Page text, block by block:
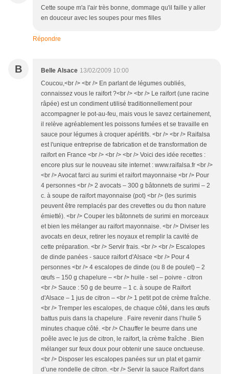
Cette soupe m'a l'air très bonne, dommage qu'il faille y aller
en douceur avec les soupes pour mes filles
Répondre
B Belle Alsace 13/02/2009 10:00
Coucou,<br /> <br /> En parlant de légumes oubliés,
connaissez vous le raifort ?<br /> <br /> Le raifort (une racine
râpée) est un condiment utilisé traditionnellement pour
accompagner le pot-au-feu, mais vous le savez certainement,
il relève agréablement les poissons fumées et se travaille en
sauce pour légumes à croquer apéritifs. <br /> <br /> Raifalsa
est l'unique entreprise de fabrication et de transformation de
raifort en France <br /> <br /> <br /> Voici des idée recettes :
encore plus sur le nouveau site internet : www.raifalsa.fr <br />
<br /> Avocat farci au surimi et raifort mayonnaise <br /> Pour
4 personnes <br /> 2 avocats – 300 g bâtonnets de surimi – 2
c. à soupe de raifort mayonnaise (pot) <br /> (les surimis
peuvent être remplacés par des crevettes ou du thon nature
émietté). <br /> Couper les bâtonnets de surimi en morceaux
et bien les mélanger au raifort mayonnaise. <br /> Diviser les
avocats en deux, retirer les noyaux et remplir la cavité de
cette préparation. <br /> Servir frais. <br /> <br /> Escalopes
de dinde panées - sauce raifort d'Alsace <br /> Pour 4
personnes <br /> 4 escalopes de dinde (ou 8 de poulet) – 2
œufs – 150 g chapelure – <br /> huile - sel – poivre - citron
<br /> Sauce : 50 g de beurre – 1 c. à soupe de Raifort
d'Alsace – 1 jus de citron – <br /> 1 petit pot de crème fraîche.
<br /> Tremper les escalopes, de chaque côté, dans les œufs
battus puis dans la chapelure . Faire revenir dans l’huile 5
minutes chaque côté. <br /> Chauffer le beurre dans une
poêle avec le jus de citron, le raifort, la crème fraîche . Bien
mélanger sur feux doux pour obtenir une sauce onctueuse.
<br /> Disposer les escalopes panées sur un plat et garnir
d’une rondelle de citron. <br /> Servir la sauce Raifort dans